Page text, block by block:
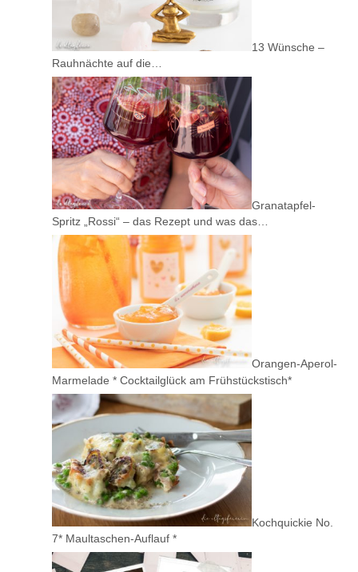
13 Wünsche –
Rauhnächte auf die…
Granatapfel-
Spritz „Rossi“ – das Rezept und was das…
Orangen-Aperol-
Marmelade * Cocktailglück am Frühstückstisch*
Kochquickie No.
7* Maultaschen-Auflauf *